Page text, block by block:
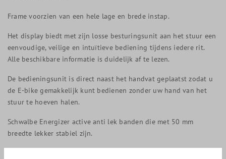
Frame voorzien van een hele lage en brede instap.
Het display biedt met zijn losse besturingsunit aan het stuur een
eenvoudige, veilige en intuïtieve bediening tijdens iedere rit.
Alle beschikbare informatie is duidelijk af te lezen.
De bedieningsunit is direct naast het handvat geplaatst zodat u
de E-bike gemakkelijk kunt bedienen zonder uw hand van het
stuur te hoeven halen.
Schwalbe Energizer active anti lek banden die met 50 mm
breedte lekker stabiel zijn.